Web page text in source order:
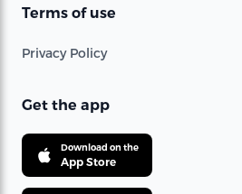
Terms of use
Privacy Policy
Get the app
Download on the
App Store